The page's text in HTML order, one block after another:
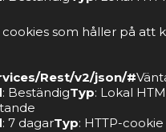
som håller på att
Rest/v2/json/#
: BeständigTyp: Lokal
: 7 dagarTyp: HTTP-cookie